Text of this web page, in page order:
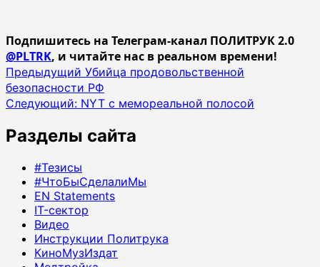
Подпишитесь на Телеграм-канал ПОЛИТРУК 2.0
@PLTRK, и читайте нас в реальном времени!
Навигация
записи
Предыдущий Убийца продовольственной
безопасности РФ
Следующий: NYT с мемореальной полосой
Разделы сайта
#Тезисы
#ЧтоБыСделалиМы
EN Statements
IT-сектор
Видео
Инструкции Политрука
КиноМузИздат